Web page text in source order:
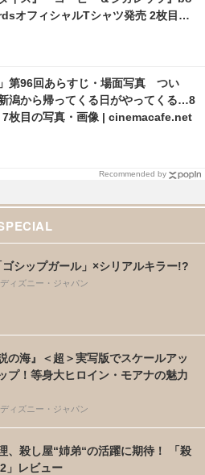
オフィシャルTシャツ発売 2枚目の
」第96回あらすじ・場面写真 つい
潟から帰ってくる日がやってくる…8
7枚目の写真・画像 | cinemacafe.net
Recommended by
シップガール」×シリアルキラー!?
ィズニー・ジャパン
の海』＜超＞実写版でスケールアッ
プ！等身大ヒロイン・モアナの魅力
ィズニー・ジャパン
、殺し屋“姉弟“の活躍に期待！ 「殺
」レビュー